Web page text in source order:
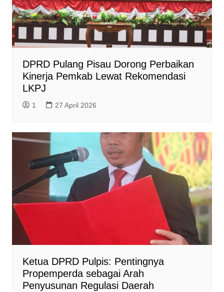
DPRD Pulang Pisau Dorong Perbaikan
Kinerja Pemkab Lewat Rekomendasi
LKPJ
1 27 April 2026
Ketua DPRD Pulpis: Pentingnya
Propemperda sebagai Arah
Penyusunan Regulasi Daerah